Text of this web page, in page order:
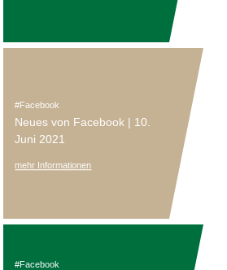
Facebook
Neues von Facebook | 10.
Juni 2021
mehr Informationen
Facebook